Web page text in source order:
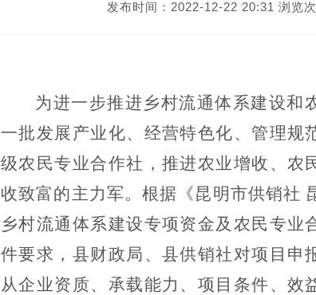
发布时间：2022-12-22 20:31 浏览
为进一步推进乡村流通体系建设和
一批发展产业化、经营特色化、管理规
级农民专业合作社，推进农业增收、农
收致富的主力军。根据《昆明市供销社
乡村流通体系建设专项资金及农民专业
件要求，县财政局、县供销社对项目申
从企业资质、承载能力、项目条件、效